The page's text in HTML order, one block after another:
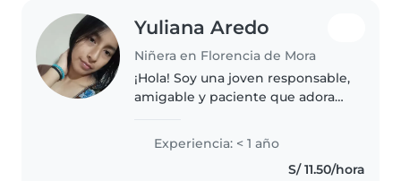
Yuliana Aredo
Niñera en Florencia de Mora
¡Hola! Soy una joven responsable,
amigable y paciente que adora
nueva en el cuidado infantil,
tengo experiencia con niños de
todas las edades, desde..
Experiencia: < 1 año
S/ 11.50/hora